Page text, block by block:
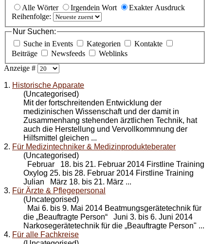
Alle Wörter
Irgendein Wort
Exakter Ausdruck
Reihenfolge:
Nur Suchen:
Suche in Events
Kategorien
Kontakte
Beiträge
Newsfeeds
Weblinks
Anzeige #
1. Historische Apparate
(Uncategorised)
Mit der fortschreitenden Entwicklung der
medizinischen Wissenschaft und der damit in
Zusammenhang stehenden ärztlichen Technik, hat
auch die Herstellung und Vervollkommnung der
Hilfsmittel gleichen ...
2. Für Medizintechniker & Medizinprodukteberater
(Uncategorised)
Februar 18. bis 21. Februar 2014 Firstline Training
Oxylog 25. bis 28. Februar 2014 Firstline Training
Julian März 18. bis 21. März ...
3. Für Ärzte & Pflegepersonal
(Uncategorised)
Mai 6. bis 9. Mai 2014 Beatmungsgerätetechnik für
die „Beauftragte Person“ Juni 3. bis 6. Juni 2014
Narkosegerätetechnik für die „Beauftragte Person" ...
4. Für alle Fachkreise